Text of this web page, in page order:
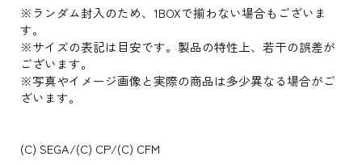
※ランダム封入のため、1BOXで揃わない場合もございま
す。
※サイズの表記は目安です。製品の特性上、若干の誤差が
ございます。
※写真やイメージ画像と実際の商品は多少異なる場合がご
ざいます。
(C) SEGA/(C) CP/(C) CFM